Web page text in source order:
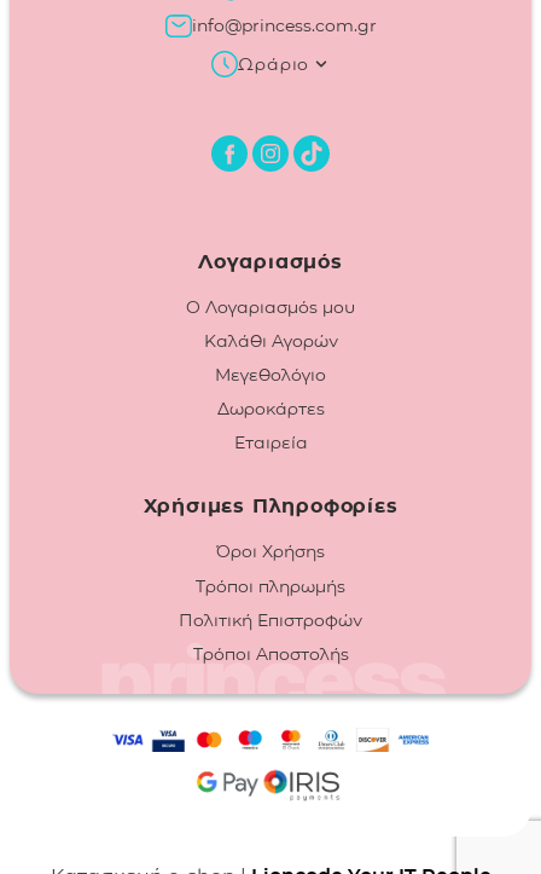
info@princess.com.gr
Ωράριο
Λογαριασμός
Ο Λογαριασμός μου
Καλάθι Αγορών
Μεγεθολόγιο
Δωροκάρτες
Εταιρεία
Χρήσιμες Πληροφορίες
Όροι Χρήσης
Τρόποι πληρωμής
Πολιτική Επιστροφών
Τρόποι Αποστολής